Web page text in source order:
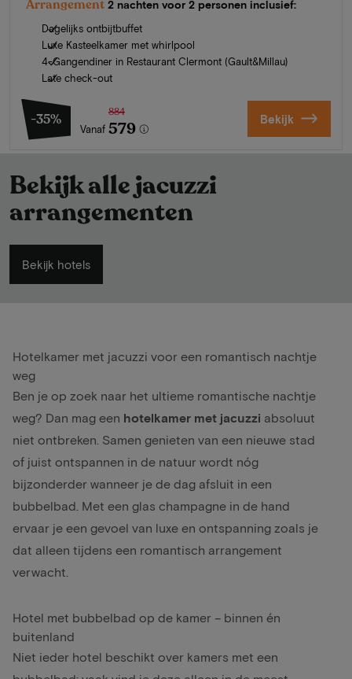
Arrangement 2 nachten voor 2 personen inclusief:
Dagelijks ontbijtbuffet
Luxe Kasteelkamer met whirlpool
4-Gangendiner in Restaurant Clermont (Gault&Millau)
Late check-out
-35%
Vanaf
884
579 Bekijk
Bekijk alle jacuzzi
arrangementen
Bekijk hotels
Hotelkamer met jacuzzi voor een romantisch nachtje
weg
Ben je op zoek naar het ultieme romantische nachtje
weg? Dan mag een hotelkamer met jacuzzi absoluut
niet ontbreken. Samen genieten van een nieuwe stad
of juist ontspannen in de natuur wordt nóg
bijzonderder wanneer je de dag afsluit in een
bubbelbad. Met een glas champagne in de hand
ervaar je een gevoel van luxe en ontspanning zoals je
dat alleen tijdens een romantisch arrangement
verwacht.
Hotel met bubbelbad op de kamer – binnen én
buitenland
Niet ieder hotel beschikt over kamers met een